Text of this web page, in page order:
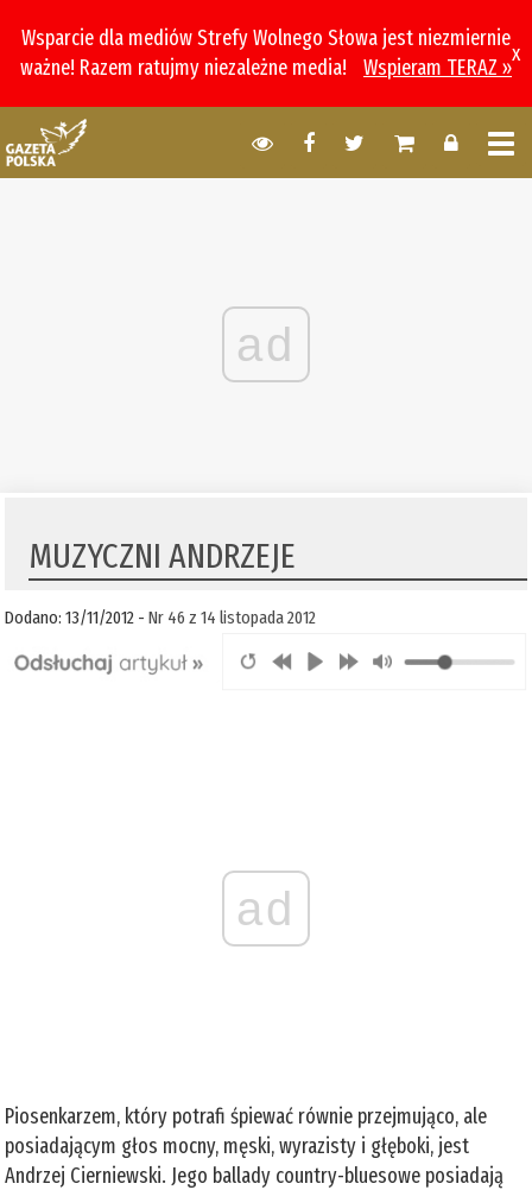
Wsparcie dla mediów Strefy Wolnego Słowa jest niezmiernie
ważne! Razem ratujmy niezależne media!
Wspieram TERAZ »
x
ad
MUZYCZNI ANDRZEJE
Dodano: 13/11/2012 -Nr 46 z 14 listopada 2012
ad
Piosenkarzem, który potrafi śpiewać równie przejmująco, ale
posiadającym głos mocny, męski, wyrazisty i głęboki, jest
Andrzej Cierniewski. Jego ballady country-bluesowe posiadają